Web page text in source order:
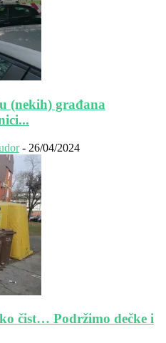
(nekih) građana
- 26/04/2024
čist… Podržimo dečke i